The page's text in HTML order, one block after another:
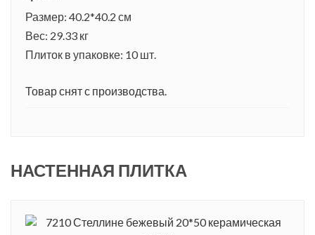
Размер: 40.2*40.2 см
Вес: 29.33 кг
Плиток в упаковке: 10 шт.
Товар снят с производства.
НАСТЕННАЯ ПЛИТКА